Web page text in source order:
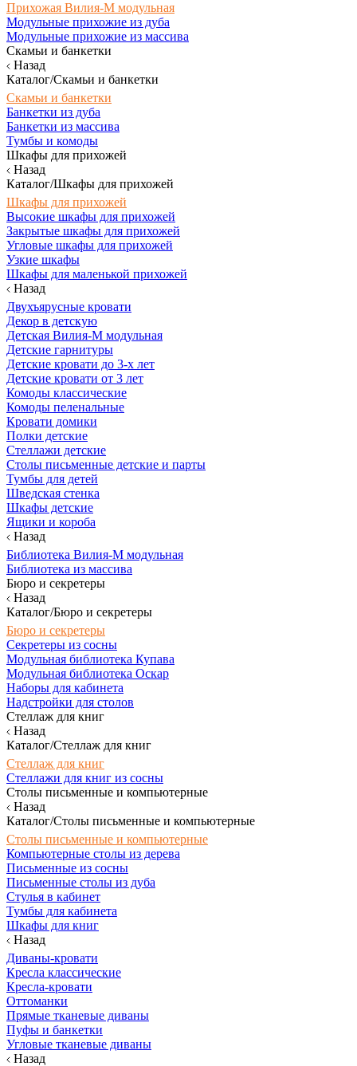
Прихожая Вилия-М модульная
Модульные прихожие из дуба
Модульные прихожие из массива
Скамьи и банкетки
Назад
Каталог/Скамьи и банкетки
Скамьи и банкетки
Банкетки из дуба
Банкетки из массива
Тумбы и комоды
Шкафы для прихожей
Назад
Каталог/Шкафы для прихожей
Шкафы для прихожей
Высокие шкафы для прихожей
Закрытые шкафы для прихожей
Угловые шкафы для прихожей
Узкие шкафы
Шкафы для маленькой прихожей
Назад
Двухъярусные кровати
Декор в детскую
Детская Вилия-М модульная
Детские гарнитуры
Детские кровати до 3-х лет
Детские кровати от 3 лет
Комоды классические
Комоды пеленальные
Кровати домики
Полки детские
Стеллажи детские
Столы письменные детские и парты
Тумбы для детей
Шведская стенка
Шкафы детские
Ящики и короба
Назад
Библиотека Вилия-М модульная
Библиотека из массива
Бюро и секретеры
Назад
Каталог/Бюро и секретеры
Бюро и секретеры
Секретеры из сосны
Модульная библиотека Купава
Модульная библиотека Оскар
Наборы для кабинета
Надстройки для столов
Стеллаж для книг
Назад
Каталог/Стеллаж для книг
Стеллаж для книг
Стеллажи для книг из сосны
Столы письменные и компьютерные
Назад
Каталог/Столы письменные и компьютерные
Столы письменные и компьютерные
Компьютерные столы из дерева
Письменные из сосны
Письменные столы из дуба
Стулья в кабинет
Тумбы для кабинета
Шкафы для книг
Назад
Диваны-кровати
Кресла классические
Кресла-кровати
Оттоманки
Прямые тканевые диваны
Пуфы и банкетки
Угловые тканевые диваны
Назад